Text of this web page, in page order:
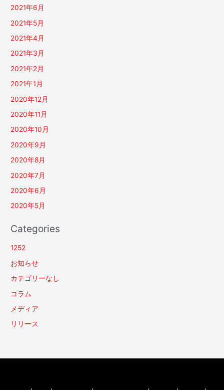
2021年6月
2021年5月
2021年4月
2021年3月
2021年2月
2021年1月
2020年12月
2020年11月
2020年10月
2020年9月
2020年8月
2020年7月
2020年6月
2020年5月
Categories
1252
お知らせ
カテゴリーなし
コラム
メディア
リリース